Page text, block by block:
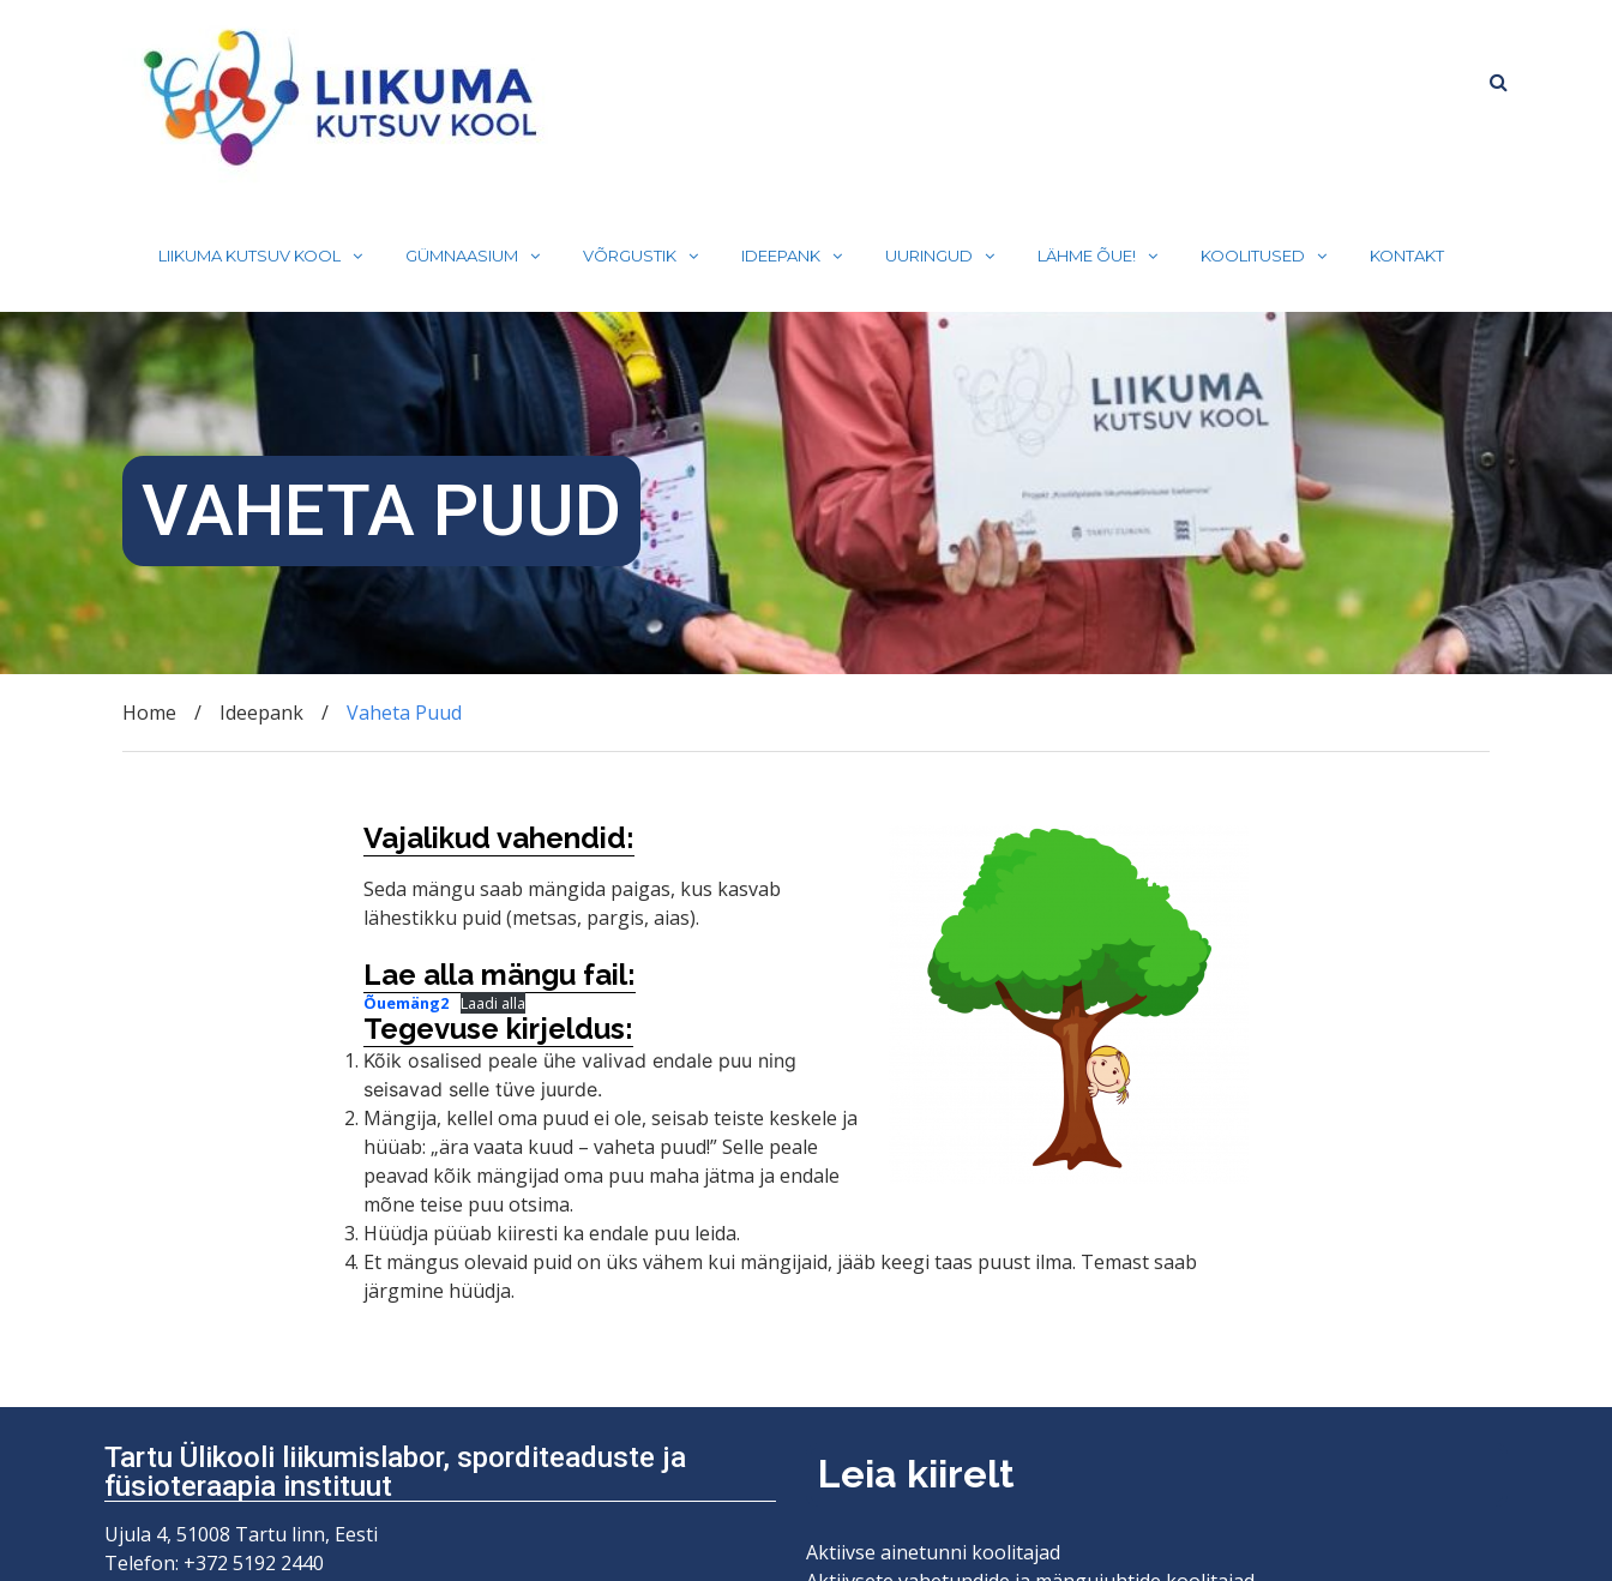
LIIKUMA KUTSUV KOOL GÜMNAASIUM VÕRGUSTIK IDEEPANK UURINGUD LÄHME ÕUE! KOOLITUSED KONTAKT
VAHETA PUUD
Home Ideepank Vaheta Puud
Vajalikud vahendid:
Seda mängu saab mängida paigas, kus kasvab
lähestikku puid (metsas, pargis, aias).
Lae alla mängu fail:
Õuemäng2 Laadi alla
Tegevuse kirjeldus:
Kõik osalised peale ühe valivad endale puu ning
seisavad selle tüve juurde.
Mängija, kellel oma puud ei ole, seisab teiste keskele ja
hüüab: „ära vaata kuud – vaheta puud!” Selle peale
peavad kõik mängijad oma puu maha jätma ja endale
mõne teise puu otsima.
Hüüdja püüab kiiresti ka endale puu leida.
Et mängus olevaid puid on üks vähem kui mängijaid, jääb keegi taas puust ilma. Temast saab
järgmine hüüdja.
Tartu Ülikooli liikumislabor, sporditeaduste ja
füsioteraapia instituut
Ujula 4, 51008 Tartu linn, Eesti
Telefon: +372 5192 2440
Leia kiirelt
Aktiivse ainetunni koolitajad